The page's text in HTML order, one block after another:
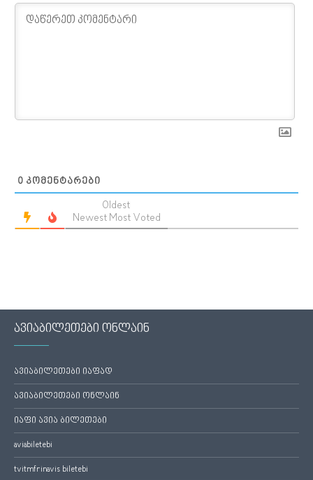
0 ᲙᲝᲛᲔᲜᲢᲐᲠᲔᲑᲘ
Oldest
Newest Most Voted
ავიაბილეთები ონლაინ
ავიაბილეთები იაფად
ავიაბილეთები ონლაინ
იაფი ავია ბილეთები
aviabiletebi
tvitmfrinavis biletebi